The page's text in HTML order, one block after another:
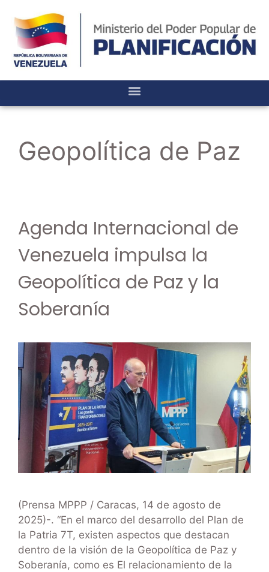
Geopolítica de Paz
Agenda Internacional de
Venezuela impulsa la
Geopolítica de Paz y la
Soberanía
(Prensa MPPP / Caracas, 14 de agosto de
2025)-. “En el marco del desarrollo del Plan de
la Patria 7T, existen aspectos que destacan
dentro de la visión de la Geopolítica de Paz y
Soberanía, como es El relacionamiento de la